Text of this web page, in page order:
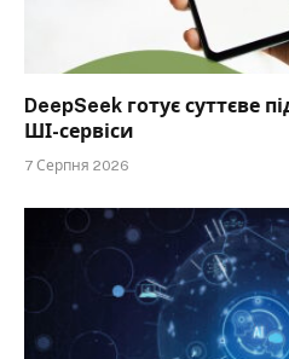
DeepSeek готує суттєве
ШІ-сервіси
7 Серпня 2026